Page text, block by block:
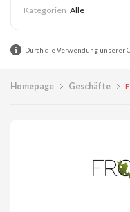
Alle
Durch die Verwendung unserer
Homepage Geschäfte